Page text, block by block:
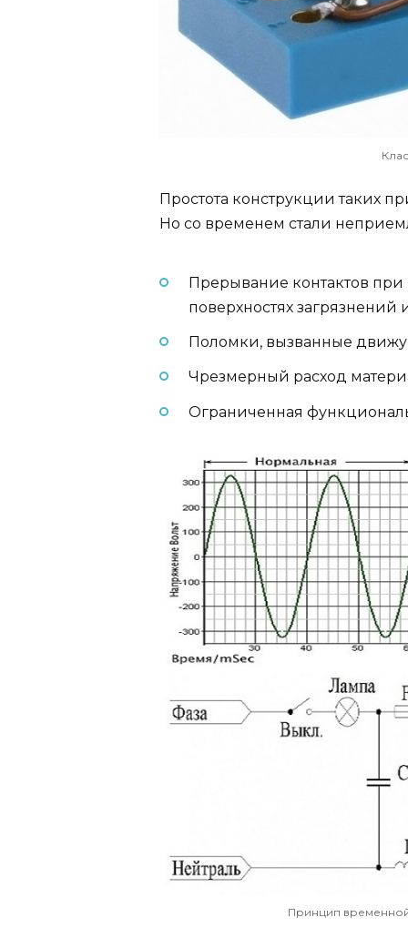
Простота конструкции таких
Но со временем стали
Прерывание контактов
поверхностях загрязнений
Поломки, вызванные
Чрезмерный расход
Ограниченная
Принцип